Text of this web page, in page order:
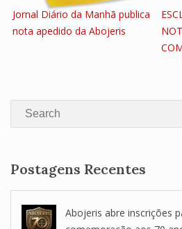
Jornal Diário da Manhã publica
nota apedido da Abojeris
Search
Postagens Recentes
Abojeris abre inscrições